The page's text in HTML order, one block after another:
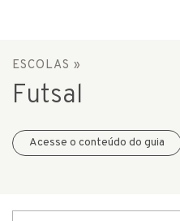
ESCOLAS »
Futsal
Acesse o conteúdo do guia